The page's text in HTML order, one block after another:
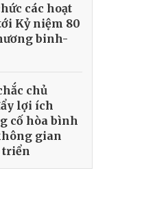
các hoạt
Kỷ niệm 80
binh-
chủ
lợi ích
cố hòa bình
gian
triển